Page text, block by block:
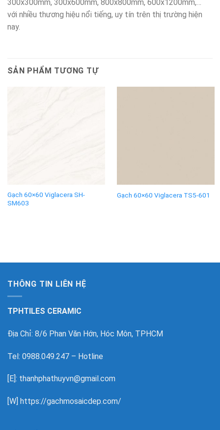
300x300mm, 300x600mm, 800x800mm, 600x1200mm,…
với nhiều thương hiệu nổi tiếng, uy tín trên thị trường hiện
nay.
SẢN PHẨM TƯƠNG TỰ
Gạch 60×60 Viglacera SH-
SM603
Gạch 60×60 Viglacera TS5-601
THÔNG TIN LIÊN HỆ
TPHTILES CERAMIC
Địa Chỉ: 8/6 Phan Văn Hớn, Hóc Môn, TPHCM
Tel: 0988.049.247 – Hotline
[E]: thanhphathuyvn@gmail.com
[W] https://gachmosaicdep.com/